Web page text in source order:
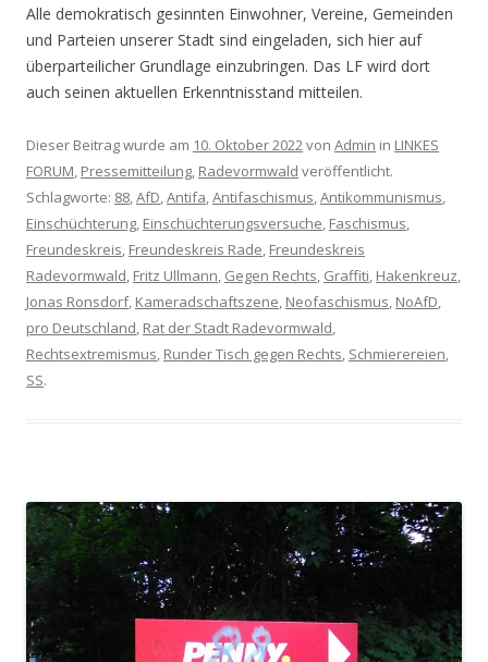
Alle demokratisch gesinnten Einwohner, Vereine, Gemeinden
und Parteien unserer Stadt sind eingeladen, sich hier auf
überparteilicher Grundlage einzubringen. Das LF wird dort
auch seinen aktuellen Erkenntnisstand mitteilen.
Dieser Beitrag wurde am 10. Oktober 2022von Admin in LINKES
FORUM, Pressemitteilung, Radevormwald veröffentlicht.
Schlagworte: 88,AfD,Antifa,Antifaschismus,Antikommunismus,
Einschüchterung, Einschüchterungsversuche, Faschismus,
Freundeskreis, Freundeskreis Rade, Freundeskreis
Radevormwald, Fritz Ullmann, Gegen Rechts, Graffiti, Hakenkreuz,
Jonas Ronsdorf, Kameradschaftszene, Neofaschismus, NoAfD,
pro Deutschland, Rat der Stadt Radevormwald,
Rechtsextremismus, Runder Tisch gegen Rechts, Schmierereien,
SS.